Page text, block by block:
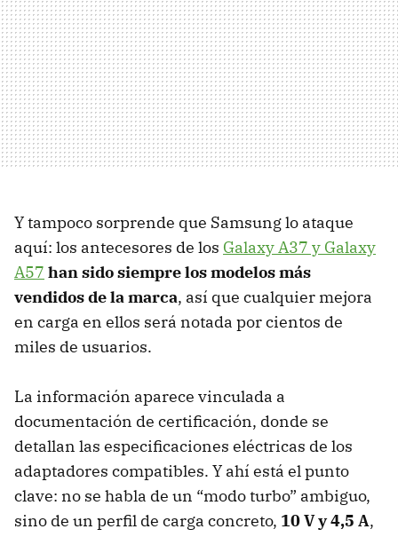
Y tampoco sorprende que Samsung lo ataque
aquí: los antecesores de los Galaxy A37 y Galaxy
A57 han sido siempre losmodelos más
vendidos de la marca, así que cualquier mejora
en carga en ellos será notada por cientos de
miles de usuarios.
La información aparece vinculada a
documentación de certificación, donde se
detallan las especificaciones eléctricas de los
adaptadores compatibles. Y ahí está el punto
clave: no se habla de un “modo turbo” ambiguo,
sino de un perfil de carga concreto, 10 V y 4,5 A,